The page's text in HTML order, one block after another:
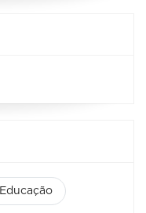
Educação